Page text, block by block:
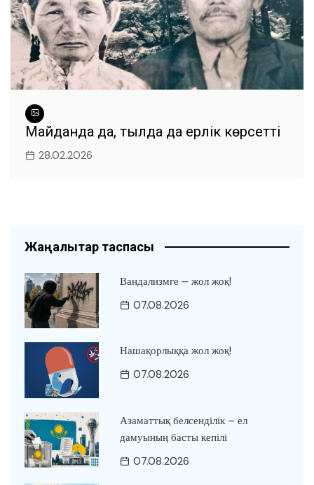
Майданда да, тылда да ерлік көрсетті
28.02.2026
Жаңалықтар таспасы
Вандализмге – жол жоқ!
07.08.2026
Нашақорлыққа жол жоқ!
07.08.2026
Азаматтық белсенділік – ел
дамуының басты кепілі
07.08.2026